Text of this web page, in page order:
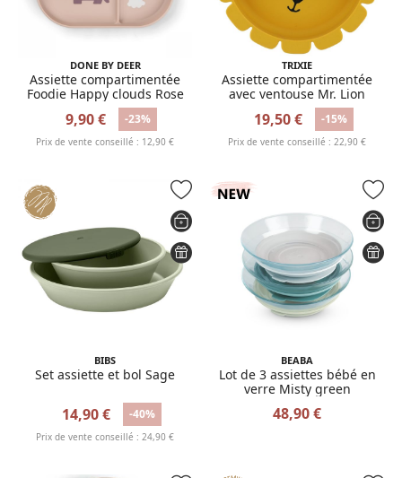
DONE BY DEER
Assiette compartimentée
Foodie Happy clouds Rose
9,90 € -23%
Prix de vente conseillé : 12,90 €
TRIXIE
Assiette compartimentée
avec ventouse Mr. Lion
19,50 € -15%
Prix de vente conseillé : 22,90 €
BIBS
Set assiette et bol Sage
14,90 € -40%
Prix de vente conseillé : 24,90 €
BEABA
Lot de 3 assiettes bébé en
verre Misty green
48,90 €